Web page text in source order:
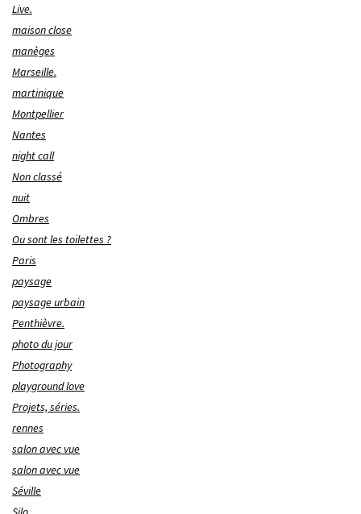
Live.
maison close
manèges
Marseille.
martinique
Montpellier
Nantes
night call
Non classé
nuit
Ombres
Ou sont les toilettes ?
Paris
paysage
paysage urbain
Penthièvre.
photo du jour
Photography
playground love
Projets, séries.
rennes
salon avec vue
salon avec vue
Séville